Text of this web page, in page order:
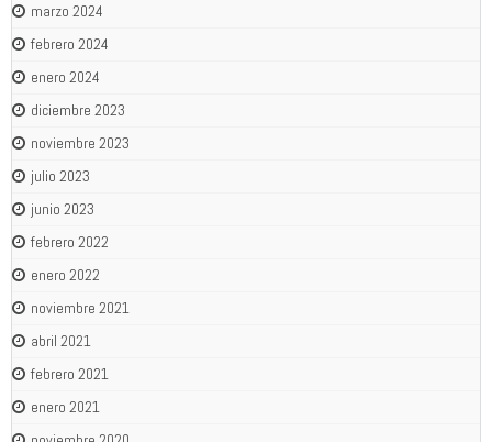
marzo 2024
febrero 2024
enero 2024
diciembre 2023
noviembre 2023
julio 2023
junio 2023
febrero 2022
enero 2022
noviembre 2021
abril 2021
febrero 2021
enero 2021